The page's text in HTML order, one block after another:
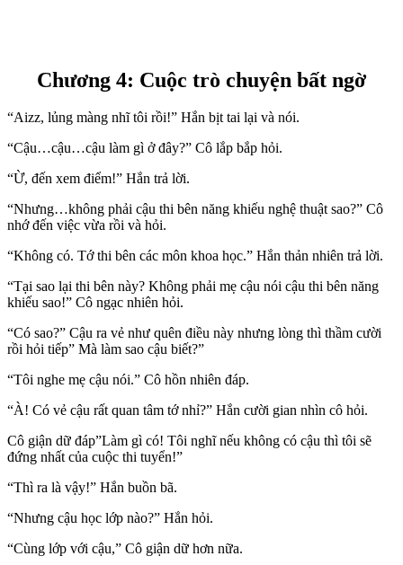
Chương 4: Cuộc trò chuyện bất ngờ
“Aizz, lủng màng nhĩ tôi rồi!” Hắn bịt tai lại và nói.
“Cậu…cậu…cậu làm gì ở đây?” Cô lắp bắp hỏi.
“Ừ, đến xem điểm!” Hắn trả lời.
“Nhưng…không phải cậu thi bên năng khiếu nghệ thuật sao?” Cô
nhớ đến việc vừa rồi và hỏi.
“Không có. Tớ thi bên các môn khoa học.” Hắn thản nhiên trả lời.
“Tại sao lại thi bên này? Không phải mẹ cậu nói cậu thi bên năng
khiếu sao!” Cô ngạc nhiên hỏi.
“Có sao?” Cậu ra vẻ như quên điều này nhưng lòng thì thầm cười
rồi hỏi tiếp” Mà làm sao cậu biết?”
“Tôi nghe mẹ cậu nói.” Cô hồn nhiên đáp.
“À! Có vẻ cậu rất quan tâm tớ nhỉ?” Hắn cười gian nhìn cô hỏi.
Cô giận dữ đáp”Làm gì có! Tôi nghĩ nếu không có cậu thì tôi sẽ
đứng nhất của cuộc thi tuyển!”
“Thì ra là vậy!” Hắn buồn bã.
“Nhưng cậu học lớp nào?” Hắn hỏi.
“Cùng lớp với cậu,” Cô giận dữ hơn nữa.